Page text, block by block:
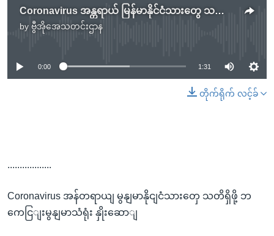
Coronavirus အန္တရာယ် မြန်မာနိုင်ငံသားတွေ သတိရှိဖို့ ဘေကျင်းမြန်မာသံရုံး နှိုးဆော်
by ဗွီအိုအေသတင်းဌာန
No media source currently available
0:00 1:31
တိုက်ရိုက် လင့်ခ်
..................
Coronavirus အန်တရာယျ မွနျမာနိုငျငံသားတှေ သတိရှိဖို့ ဘ
ကေငြျးမွနျမာသံရုံး နှိုးဆောျ